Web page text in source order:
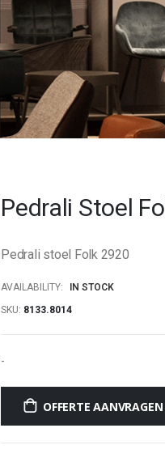
Pedrali Stoel
Pedrali stoel Folk 2920
AVAILABILITY:
IN STOCK
SKU 8133.8014
-
OFFERTE AANVRAGEN